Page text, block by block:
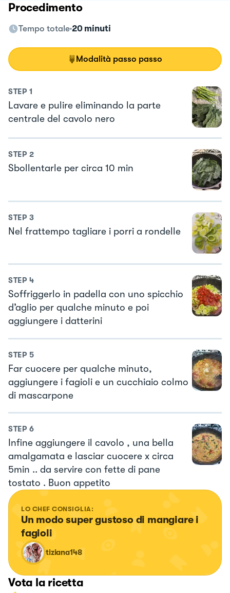
Procedimento
Tempo totale 20 minuti
Modalità passo passo
STEP 1
Lavare e pulire eliminando la parte
centrale del cavolo nero
STEP 2
Sbollentarle per circa 10 min
STEP 3
Nel frattempo tagliare i porri a rondelle
STEP 4
Soffriggerlo in padella con uno spicchio
d’aglio per qualche minuto e poi
aggiungere i datterini
STEP 5
Far cuocere per qualche minuto,
aggiungere i fagioli e un cucchiaio colmo
di mascarpone
STEP 6
Infine aggiungere il cavolo , una bella
amalgamata e lasciar cuocere x circa
5min .. da servire con fette di pane
tostato . Buon appetito
LO CHEF CONSIGLIA:
Un modo super gustoso di mangiare i
fagioli
tiziana148
Vota la ricetta